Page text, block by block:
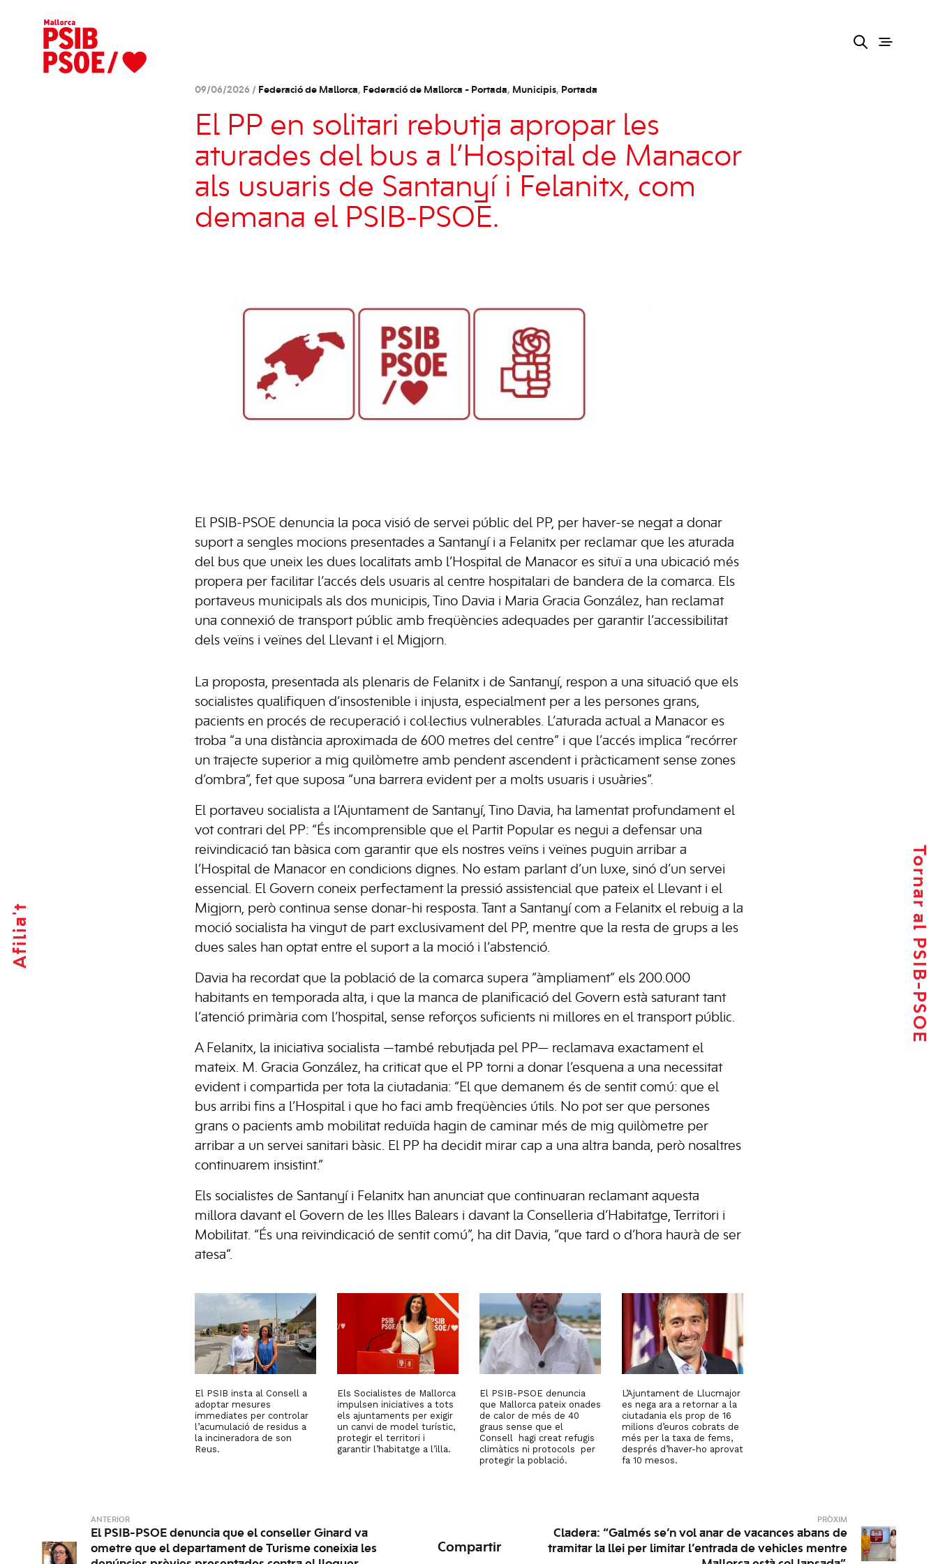
Afilia't Tornar al PSIB-PSOE
09/06/2026 / Federació de Mallorca, Federació de Mallorca - Portada, Municipis, Portada
El PP en solitari rebutja apropar les
aturades del bus a l’Hospital de Manacor
als usuaris de Santanyí i Felanitx, com
demana el PSIB-PSOE.
El PSIB-PSOE denuncia la poca visió de servei públic del PP, per haver-se negat a donar
suport a sengles mocions presentades a Santanyí i a Felanitx per reclamar que les aturada
del bus que uneix les dues localitats amb l’Hospital de Manacor es situï a una ubicació més
propera per facilitar l’accés dels usuaris al centre hospitalari de bandera de la comarca. Els
portaveus municipals als dos municipis, Tino Davia i Maria Gracia González, han reclamat
una connexió de transport públic amb freqüències adequades per garantir l’accessibilitat
dels veïns i veïnes del Llevant i el Migjorn.
La proposta, presentada als plenaris de Felanitx i de Santanyí, respon a una situació que els
socialistes qualifiquen d’insostenible i injusta, especialment per a les persones grans,
pacients en procés de recuperació i col·lectius vulnerables. L’aturada actual a Manacor es
troba “a una distància aproximada de 600 metres del centre” i que l’accés implica “recórrer
un trajecte superior a mig quilòmetre amb pendent ascendent i pràcticament sense zones
d’ombra”, fet que suposa “una barrera evident per a molts usuaris i usuàries”.
El portaveu socialista a l’Ajuntament de Santanyí, Tino Davia, ha lamentat profundament el
vot contrari del PP: “És incomprensible que el Partit Popular es negui a defensar una
reivindicació tan bàsica com garantir que els nostres veïns i veïnes puguin arribar a
l’Hospital de Manacor en condicions dignes. No estam parlant d’un luxe, sinó d’un servei
essencial. El Govern coneix perfectament la pressió assistencial que pateix el Llevant i el
Migjorn, però continua sense donar-hi resposta. Tant a Santanyí com a Felanitx el rebuig a la
moció socialista ha vingut de part exclusivament del PP, mentre que la resta de grups a les
dues sales han optat entre el suport a la moció i l’abstenció.
Davia ha recordat que la població de la comarca supera “àmpliament” els 200.000
habitants en temporada alta, i que la manca de planificació del Govern està saturant tant
l’atenció primària com l’hospital, sense reforços suficients ni millores en el transport públic.
A Felanitx, la iniciativa socialista —també rebutjada pel PP— reclamava exactament el
mateix. M. Gracia González, ha criticat que el PP torni a donar l’esquena a una necessitat
evident i compartida per tota la ciutadania: “El que demanem és de sentit comú: que el
bus arribi fins a l’Hospital i que ho faci amb freqüències útils. No pot ser que persones
grans o pacients amb mobilitat reduïda hagin de caminar més de mig quilòmetre per
arribar a un servei sanitari bàsic. El PP ha decidit mirar cap a una altra banda, però nosaltres
continuarem insistint.”
Els socialistes de Santanyí i Felanitx han anunciat que continuaran reclamant aquesta
millora davant el Govern de les Illes Balears i davant la Conselleria d’Habitatge, Territori i
Mobilitat. “És una reivindicació de sentit comú”, ha dit Davia, “que tard o d’hora haurà de ser
atesa”.
El PSIB insta al Consell a
adoptar mesures
immediates per controlar
l’acumulació de residus a
la incineradora de son
Reus.
Els Socialistes de Mallorca
impulsen iniciatives a tots
els ajuntaments per exigir
un canvi de model turístic,
protegir el territori i
garantir l’habitatge a l’illa.
El PSIB-PSOE denuncia
que Mallorca pateix onades
de calor de més de 40
graus sense que el
Consell hagi creat refugis
climàtics ni protocols per
protegir la població.
L’Ajuntament de Llucmajor
es nega ara a retornar a la
ciutadania els prop de 16
milions d’euros cobrats de
més per la taxa de fems,
després d’haver-ho aprovat
fa 10 mesos.
ANTERIOR
El PSIB-PSOE denuncia que el conseller Ginard va
ometre que el departament de Turisme coneixia les
Compartir
PRÒXIM
Cladera: “Galmés se’n vol anar de vacances abans de
tramitar la llei per limitar l’entrada de vehicles mentre